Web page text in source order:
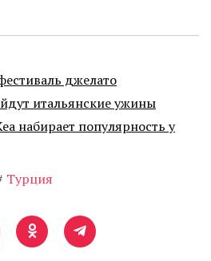
джелато
итальянские ужины
набирает популярность у
Турция